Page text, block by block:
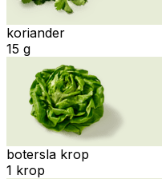
koriander
15 g
botersla krop
1 krop